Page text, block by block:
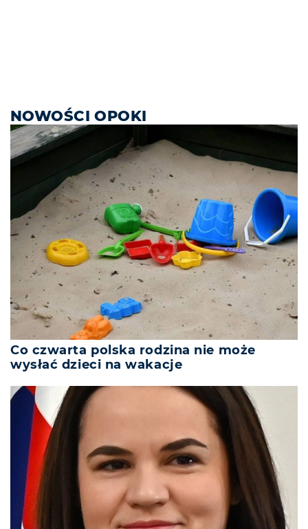
NOWOŚCI OPOKI
Co czwarta polska rodzina nie może
wysłać dzieci na wakacje